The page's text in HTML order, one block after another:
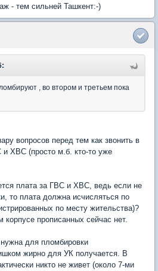
- тем сильней Ташкент:-)
, во втором и третьем пока
вопросов перед тем как звонить в
ХВС (просто м.б. кто-то уже
плата за ГВС и ХВС, ведь если не
то плата должна исчисляться по
по месту жительства)?
прописанных сейчас нет.
нужна для пломбировки
жирно для УК получается. В
никто не живет (около 7-ми